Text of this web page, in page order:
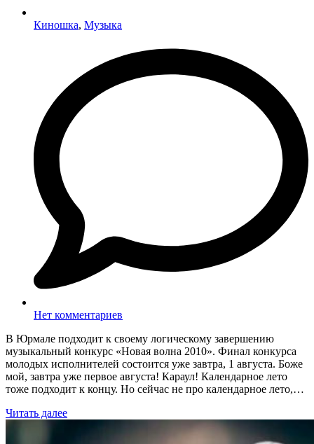
Киношка, Музыка
Нет комментариев
В Юрмале подходит к своему логическому завершению
музыкальный конкурс «Новая волна 2010». Финал конкурса
молодых исполнителей состоится уже завтра, 1 августа. Боже
мой, завтра уже первое августа! Караул! Календарное лето
тоже подходит к концу. Но сейчас не про календарное лето,…
Читать далее